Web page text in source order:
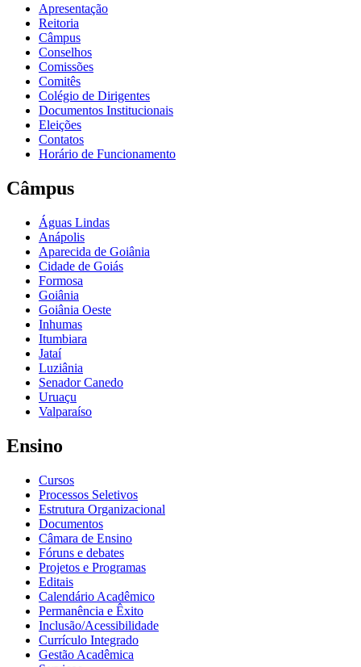
Apresentação
Reitoria
Câmpus
Conselhos
Comissões
Comitês
Colégio de Dirigentes
Documentos Institucionais
Eleições
Contatos
Horário de Funcionamento
Câmpus
Águas Lindas
Anápolis
Aparecida de Goiânia
Cidade de Goiás
Formosa
Goiânia
Goiânia Oeste
Inhumas
Itumbiara
Jataí
Luziânia
Senador Canedo
Uruaçu
Valparaíso
Ensino
Cursos
Processos Seletivos
Estrutura Organizacional
Documentos
Câmara de Ensino
Fóruns e debates
Projetos e Programas
Editais
Calendário Acadêmico
Permanência e Êxito
Inclusão/Acessibilidade
Currículo Integrado
Gestão Acadêmica